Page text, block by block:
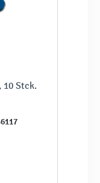
10 Stck.